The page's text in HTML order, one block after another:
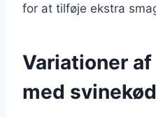
for at tilføje ekstra
Variationer
med svinekød